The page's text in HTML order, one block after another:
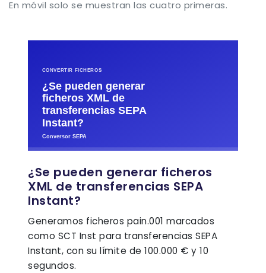
En móvil solo se muestran las cuatro primeras.
¿Se pueden generar ficheros
XML de transferencias SEPA
Instant?
Generamos ficheros pain.001 marcados
como SCT Inst para transferencias SEPA
Instant, con su límite de 100.000 € y 10
segundos.